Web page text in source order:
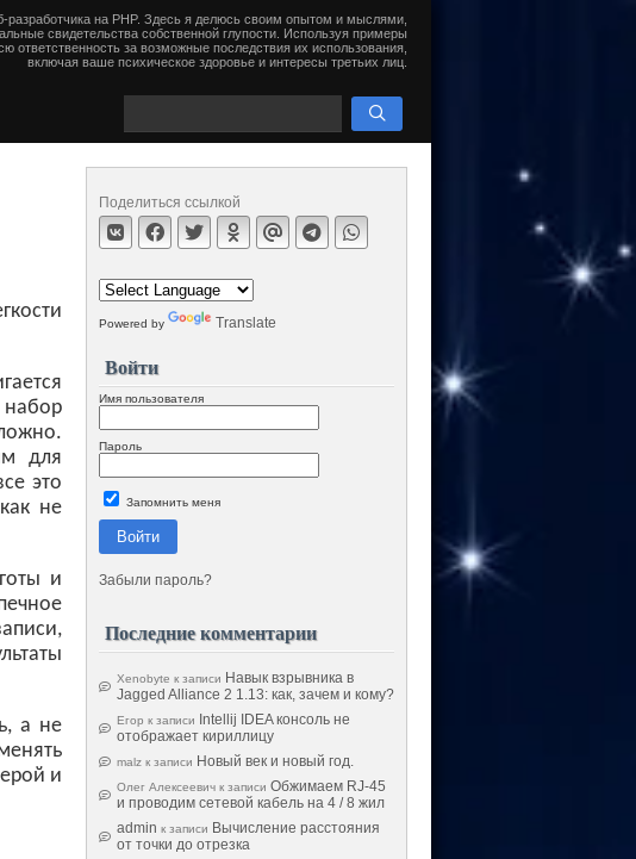
разработчика на PHP. Здесь я делюсь своим опытом и мыслями,
свидетельства собственной глупости. Используя примеры
ответственность за возможные последствия их использования,
включая ваше психическое здоровье и интересы третьих лиц.
для
это
не
и
а не
и
Поделиться ссылкой
Powered by Translate
Войти
Имя пользователя
Пароль
Запомнить меня
Войти
Забыли пароль?
Последние комментарии
Xenobyte к записи Навык взрывника в
Jagged Alliance 2 1.13: как, зачем и кому?
Егор к записи
Intellij IDEA консоль не
отображает кириллицу
malz к записи Новый век и новый год.
Олег Алексеевич к записи Обжимаем RJ-45
и проводим сетевой кабель на 4 / 8 жил
admin к записи Вычисление расстояния
от точки до отрезка